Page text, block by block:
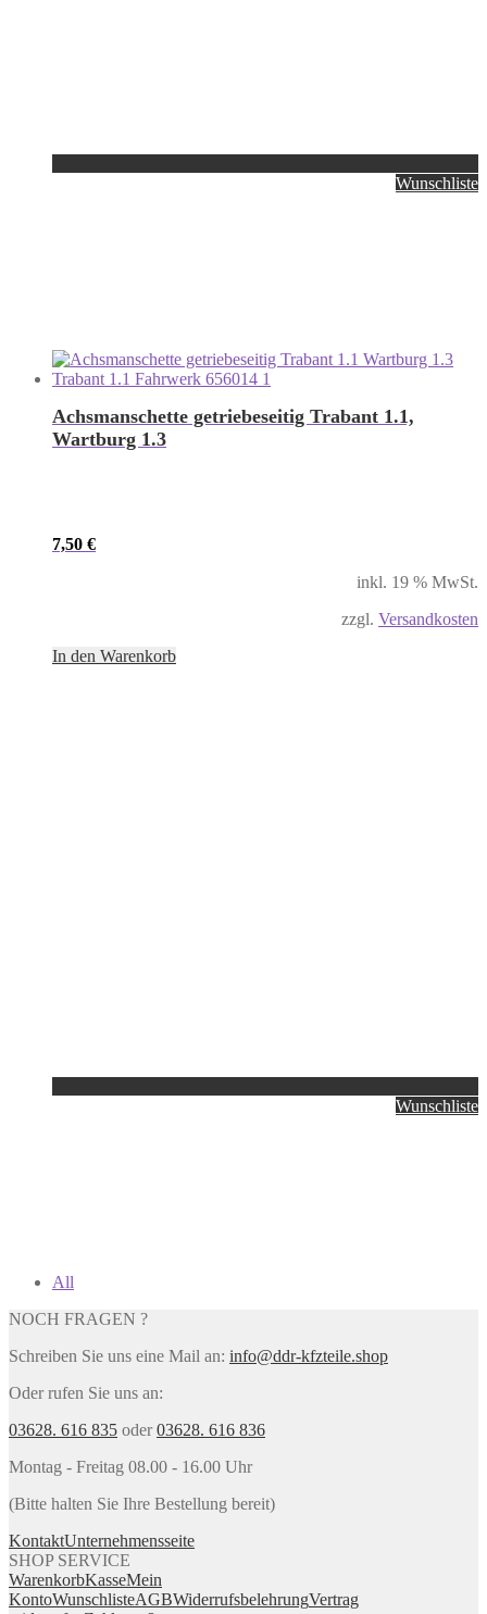
Wunschliste
Achsmanschette getriebeseitig Trabant 1.1,
Wartburg 1.3
7,50 €
inkl. 19 % MwSt.
zzgl. Versandkosten
In den Warenkorb
Wunschliste
All
NOCH FRAGEN ?
Schreiben Sie uns eine Mail an: info@ddr-kfzteile.shop
Oder rufen Sie uns an:
03628. 616 835 oder03628. 616 836
Montag - Freitag 08.00 - 16.00 Uhr
(Bitte halten Sie Ihre Bestellung bereit)
KontaktUnternehmensseite
SHOP SERVICE
WarenkorbKasseMein
KontoWunschlisteAGBWiderrufsbelehrungVertrag